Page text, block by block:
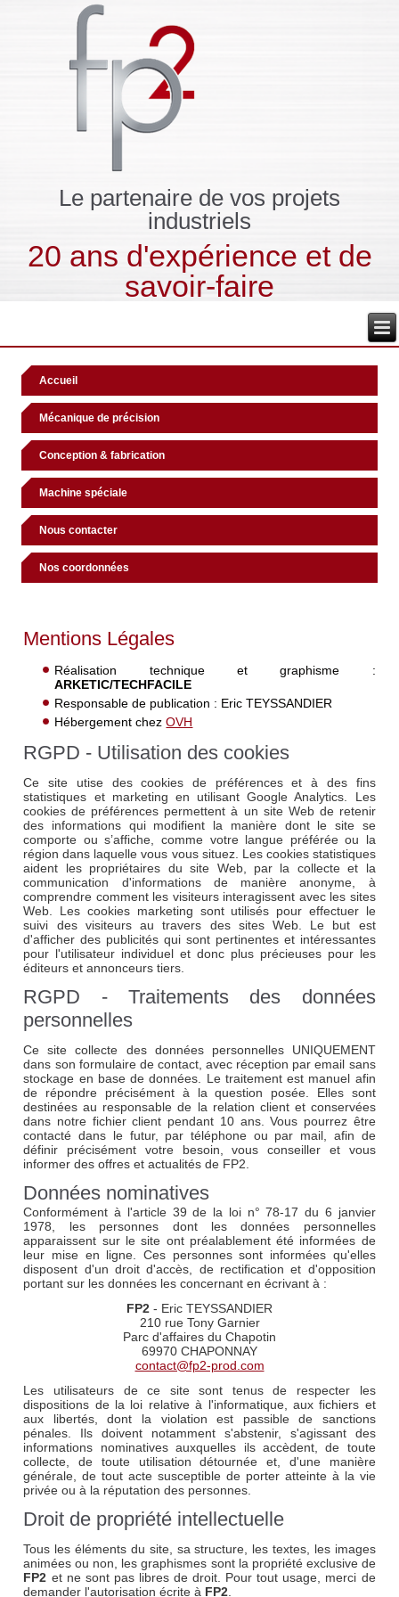
Le partenaire de vos projets
industriels
20 ans d'expérience et de
savoir-faire
Accueil
Mécanique de précision
Conception & fabrication
Machine spéciale
Nous contacter
Nos coordonnées
Mentions Légales
Réalisation technique et graphisme :
ARKETIC/TECHFACILE
Responsable de publication : Eric TEYSSANDIER
Hébergement chezOVH
RGPD - Utilisation des cookies
Ce site utise des cookies de préférences et à des fins
statistiques et marketing en utilisant Google Analytics. Les
cookies de préférences permettent à un site Web de retenir
des informations qui modifient la manière dont le site se
comporte ou s’affiche, comme votre langue préférée ou la
région dans laquelle vous vous situez. Les cookies statistiques
aident les propriétaires du site Web, par la collecte et la
communication d'informations de manière anonyme, à
comprendre comment les visiteurs interagissent avec les sites
Web. Les cookies marketing sont utilisés pour effectuer le
suivi des visiteurs au travers des sites Web. Le but est
d'afficher des publicités qui sont pertinentes et intéressantes
pour l'utilisateur individuel et donc plus précieuses pour les
éditeurs et annonceurs tiers.
RGPD - Traitements des données
personnelles
Ce site collecte des données personnelles UNIQUEMENT
dans son formulaire de contact, avec réception par email sans
stockage en base de données. Le traitement est manuel afin
de répondre précisément à la question posée. Elles sont
destinées au responsable de la relation client et conservées
dans notre fichier client pendant 10 ans. Vous pourrez être
contacté dans le futur, par téléphone ou par mail, afin de
définir précisément votre besoin, vous conseiller et vous
informer des offres et actualités de FP2.
Données nominatives
Conformément à l'article 39 de la loi n° 78-17 du 6 janvier
1978, les personnes dont les données personnelles
apparaissent sur le site ont préalablement été informées de
leur mise en ligne. Ces personnes sont informées qu'elles
disposent d'un droit d'accès, de rectification et d'opposition
portant sur les données les concernant en écrivant à :
FP2 - Eric TEYSSANDIER
210 rue Tony Garnier
Parc d'affaires du Chapotin
69970 CHAPONNAY
contact@fp2-prod.com
Les utilisateurs de ce site sont tenus de respecter les
dispositions de la loi relative à l'informatique, aux fichiers et
aux libertés, dont la violation est passible de sanctions
pénales. Ils doivent notamment s'abstenir, s'agissant des
informations nominatives auxquelles ils accèdent, de toute
collecte, de toute utilisation détournée et, d'une manière
générale, de tout acte susceptible de porter atteinte à la vie
privée ou à la réputation des personnes.
Droit de propriété intellectuelle
Tous les éléments du site, sa structure, les textes, les images
animées ou non, les graphismes sont la propriété exclusive de
FP2 et ne sont pas libres de droit. Pour tout usage, merci de
demander l'autorisation écrite à FP2